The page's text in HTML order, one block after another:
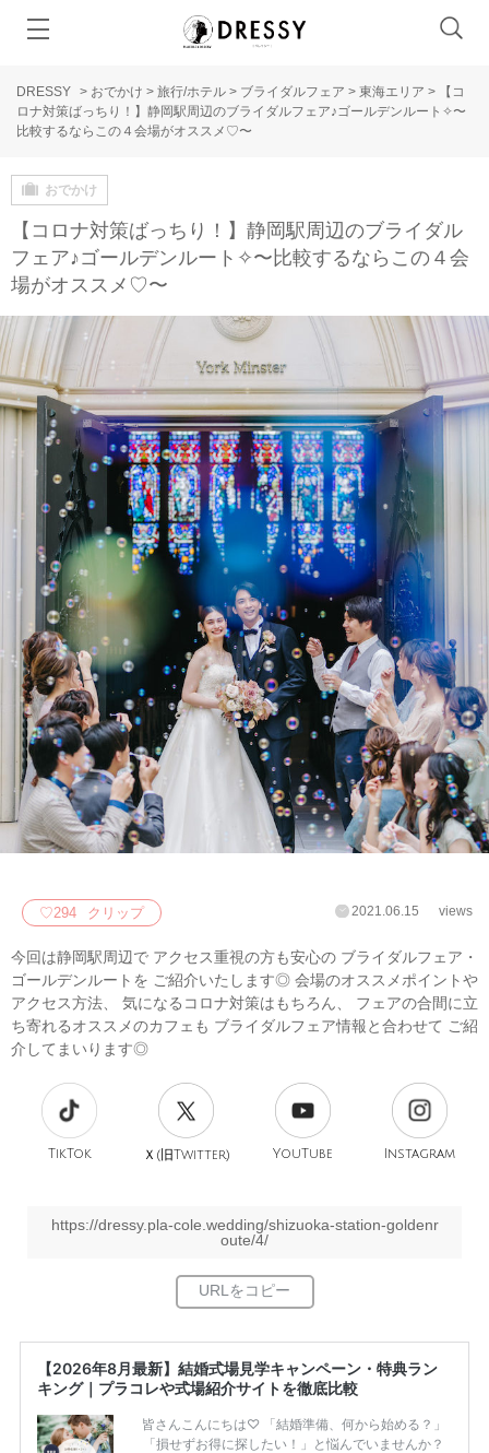
DRESSY > おでかけ > 旅行/ホテル > ブライダルフェア > 東海エリア >
【コ
ロナ対策ばっちり！】静岡駅周辺のブライダルフェア♪ゴールデンルート✧〜
比較するならこの４会場がオススメ♡〜
おでかけ
【コロナ対策ばっちり！】静岡駅周辺のブライダル
フェア♪ゴールデンルート✧〜比較するならこの４会
場がオススメ♡〜
♡294 クリップ 2021.06.15 views
今回は静岡駅周辺で アクセス重視の方も安心の ブライダルフェア・
ゴールデンルートを ご紹介いたします◎ 会場のオススメポイントや
アクセス方法、 気になるコロナ対策はもちろん、 フェアの合間に立
ち寄れるオススメのカフェも ブライダルフェア情報と合わせて ご紹
介してまいります◎
TikTok Ｘ(旧Twitter) YouTube Instagram
https://dressy.pla-cole.wedding/shizuoka-station-goldenr
oute/4/
【2026年8月最新】結婚式場見学キャンペーン・特典ラン
キング｜プラコレや式場紹介サイトを徹底比較
皆さんこんにちは♡ 「結婚準備、何から始める？」
「損せずお得に探したい！」と悩んでいませんか？